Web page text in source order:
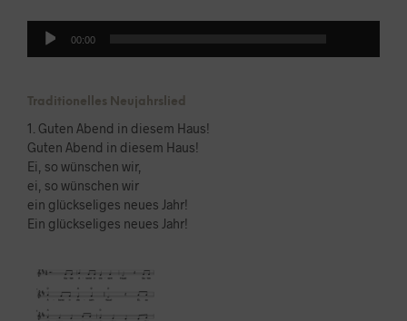
Audio-
00:00
Traditionelles Neujahrslied
1. Guten Abend in diesem Haus!
Guten Abend in diesem Haus!
Ei, so wünschen wir,
ei, so wünschen wir
ein glückseliges neues Jahr!
Ein glückseliges neues Jahr!